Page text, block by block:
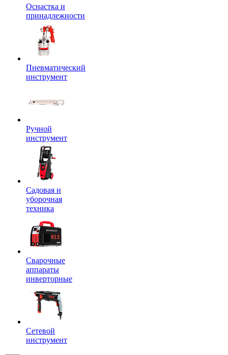
Оснастка и
принадлежности
Пневматический
инструмент
Ручной
инструмент
Садовая и
уборочная
техника
Сварочные
аппараты
инверторные
Сетевой
инструмент